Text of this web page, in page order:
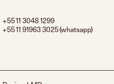
+55 11 3048 1299
+55 11 91963 3025 (whatsapp)